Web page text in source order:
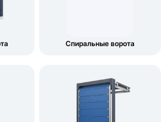
Спиральные ворота